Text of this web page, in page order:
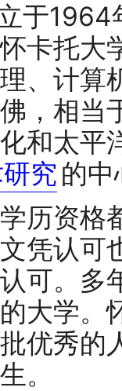
于
卡托大
、计算
，相当
和太平
究 的中
资格
凭认可
可。多
大学。
优秀的
。